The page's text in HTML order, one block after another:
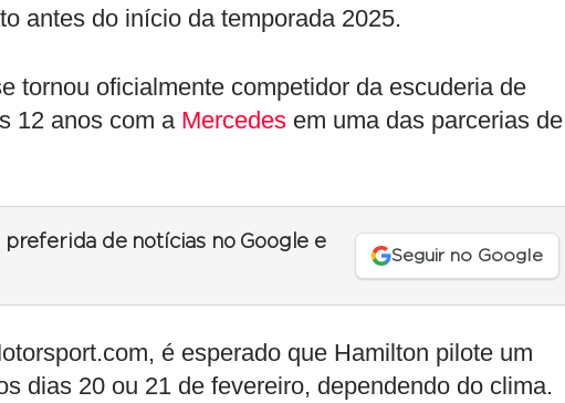
antes do início da temporada 2025.
tornou oficialmente competidor da escuderia de
12 anos com a Mercedes em uma das parcerias de
preferida de notícias no Google e
Seguir no Google
é esperado que Hamilton pilote um
dias 20 ou 21 de fevereiro, dependendo do clima.